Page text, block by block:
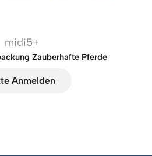
midi5+
Zauberhafte Pferde
Anmelden